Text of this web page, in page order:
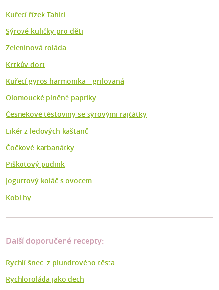
Kuřecí řízek Tahiti
Sýrové kuličky pro děti
Zeleninová roláda
Krtkův dort
Kuřecí gyros harmonika – grilovaná
Olomoucké plněné papriky
Česnekové těstoviny se sýrovými rajčátky
Likér z ledových kaštanů
Čočkové karbanátky
Piškotový pudink
Jogurtový koláč s ovocem
Koblihy
Další doporučené recepty:
Rychlí šneci z plundrového těsta
Rychloroláda jako dech